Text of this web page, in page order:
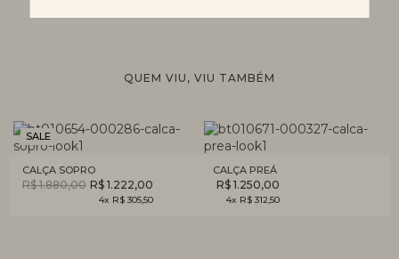
QUEM VIU, VIU TAMBÉM
SALE
CALÇA SOPRO
R$ 1.880,00 R$ 1.222,00
4x R$ 305,50
CALÇA PREÁ
R$ 1.250,00
4x R$ 312,50